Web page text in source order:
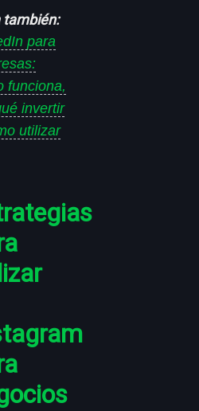
también:
para
funciona,
invertir
utilizar